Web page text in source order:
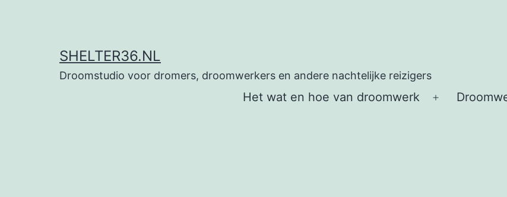
SHELTER36.NL
Droomstudio voor dromers, droomwerkers en andere nachtelijke reizigers
Het wat en hoe van droomwerk
Open